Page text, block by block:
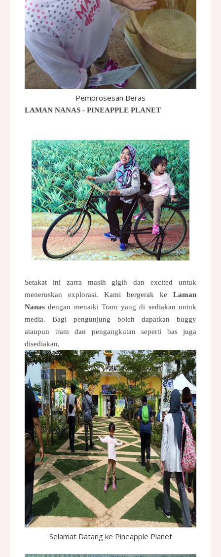
Pemprosesan Beras
LAMAN NANAS - PINEAPPLE PLANET
Setakat ini zarra masih gigih dan excited untuk
meneruskan explorasi. Kami bergerak ke Laman
Nanas dengan menaiki Tram yang di sediakan untuk
media. Bagi pengunjung boleh dapatkan buggy
ataupun tram dan pengangkutan seperti bas juga
disediakan.
Selamat Datang ke Pineapple Planet